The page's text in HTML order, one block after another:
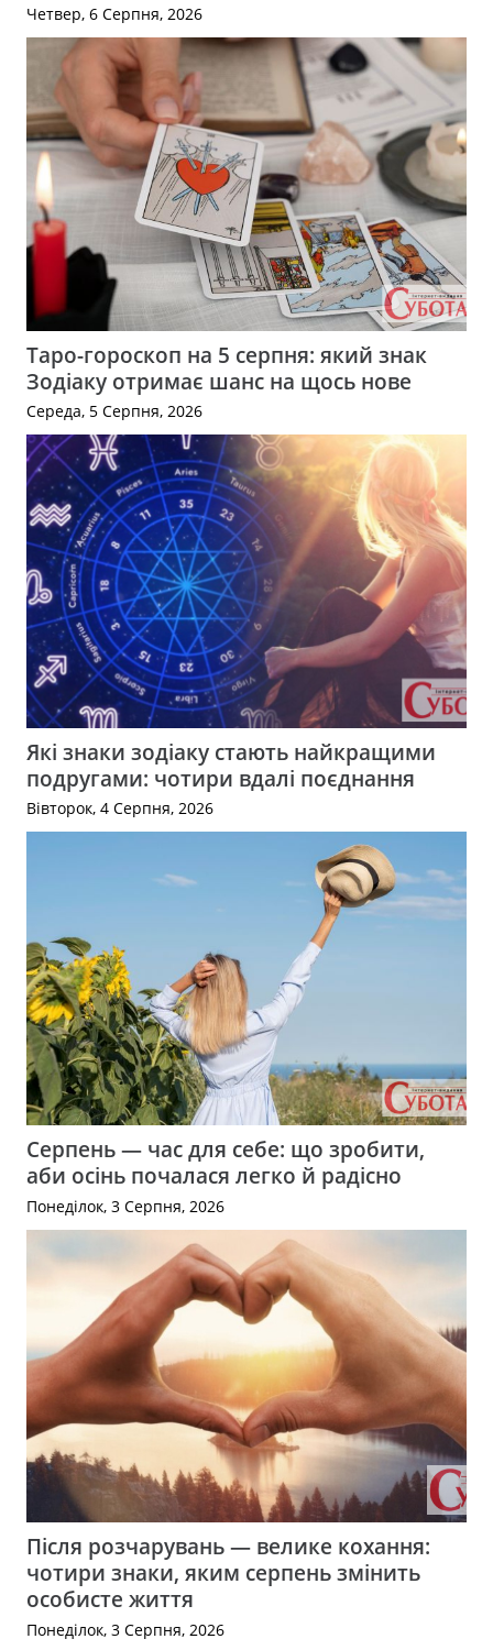
Четвер, 6 Серпня, 2026
Таро-гороскоп на 5 серпня: який знак
Зодіаку отримає шанс на щось нове
Середа, 5 Серпня, 2026
Які знаки зодіаку стають найкращими
подругами: чотири вдалі поєднання
Вівторок, 4 Серпня, 2026
Серпень — час для себе: що зробити,
аби осінь почалася легко й радісно
Понеділок, 3 Серпня, 2026
Після розчарувань — велике кохання:
чотири знаки, яким серпень змінить
особисте життя
Понеділок, 3 Серпня, 2026